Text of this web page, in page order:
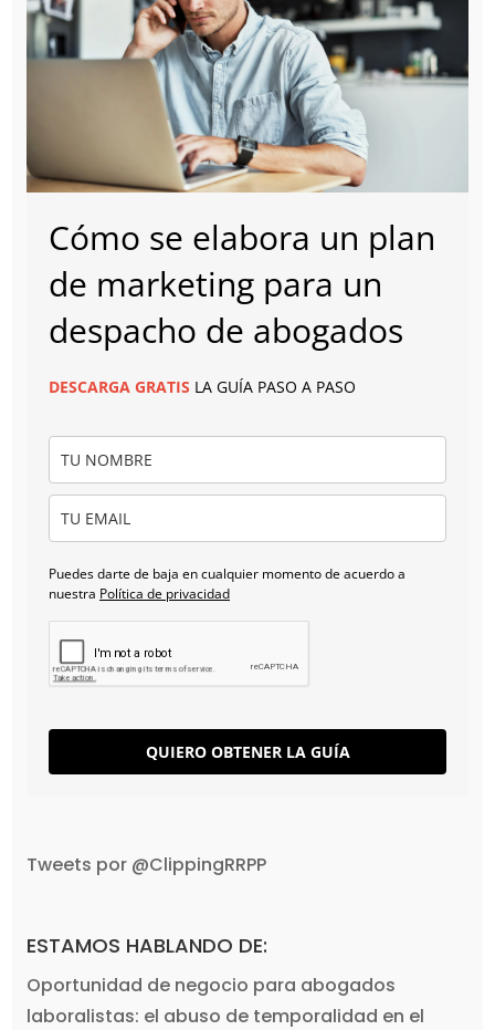
Cómo se elabora un plan
de marketing para un
despacho de abogados
DESCARGA GRATIS LA GUÍA PASO A PASO
Puedes darte de baja en cualquier momento de acuerdo a
nuestra Política de privacidad
QUIERO OBTENER LA GUÍA
Tweets por @ClippingRRPP
ESTAMOS HABLANDO DE:
Oportunidad de negocio para abogados
laboralistas: el abuso de temporalidad en el